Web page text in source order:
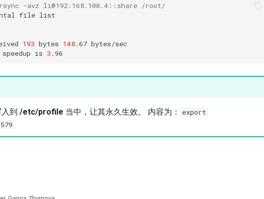
-avz li@192.168.100.4::share /root/
file list
193 bytes 148.67 bytes/sec
speedup is 3
到 /etc/profile 当中，让其永久生效。 内容为：
export